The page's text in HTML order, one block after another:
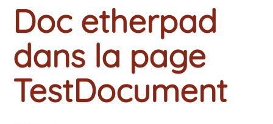
Doc etherpad
dans la page
TestDocument